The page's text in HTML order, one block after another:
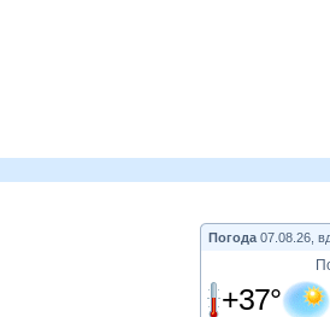
Погода 07.08.26,
+37°